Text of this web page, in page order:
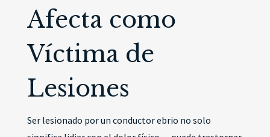
Afecta como
Víctima de
Lesiones
Ser lesionado por un conductor ebrio no solo